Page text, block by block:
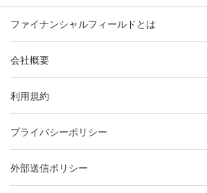
ファイナンシャルフィールドとは
会社概要
利用規約
プライバシーポリシー
外部送信ポリシー